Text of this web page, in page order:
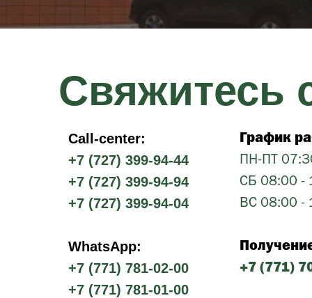
Свяжитесь
Call-center:
+7 (727) 399-94-44
+7 (727) 399-94-94
+7 (727) 399-94-04
WhatsApp:
+7 (771) 781-02-00
+7 (771) 781-01-00
График
ПН-ПТ
СБ 08:00 -
ВС 08:00 -
+7 (771)